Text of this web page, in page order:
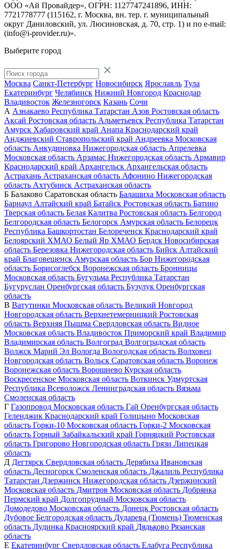
ООО «Ай Провайдер», ОГРН: 1127747241896, ИНН:
7721778777 (115162, г. Москва, вн. тер. г. муниципальный
округ Даниловский, ул. Люсиновская, д. 70, стр. 1) и по e-mail:
(info@i-provider.ru)».
Выберите город
Москва Санкт-Петербург Новосибирск Ярославль Тула
Екатеринбург Челябинск Нижний Новгород Краснодар
Владивосток Железногорск Казань Сочи
А Азнакаево Республика Татарстан Азов Ростовская область
Аксай Ростовская область Альметьевск Республика Татарстан
Амурск Хабаровский край Анапа Краснодарский край
Анджиевский Ставропольский край Андреевка Московская
область Анкудиновка Нижегородская область Апрелевка
Московская область Арзамас Нижегородская область Армавир
Краснодарский край Архангельск Архангельская область
Астрахань Астраханская область Афонино Нижегородская
область Ахтубинск Астраханская область
Б Балаково Саратовская область Балашиха Московская область
Барнаул Алтайский край Батайск Ростовская область Батино
Тверская область Белая Калитва Ростовская область Белгород
Белгородская область Белогорск Амурская область Белорецк
Республика Башкортостан Белореченск Краснодарский край
Белоярский ХМАО Белый Яр ХМАО Бердск Новосибирская
область Березовка Нижегородская область Бийск Алтайский
край Благовещенск Амурская область Бор Нижегородская
область Борисоглебск Воронежская область Бронницы
Московская область Бугульма Республика Татарстан
Бугуруслан Оренбургская область Бузулук Оренбургская
область
В Ватутинки Московская область Великий Новгород
Новгородская область Верхнетемерницкий Ростовская
область Верхняя Пышма Свердловская область Видное
Московская область Владивосток Приморский край Владимир
Владимирская область Волгоград Волгоградская область
Волжск Марий Эл Вологда Вологодская область Волховец
Новгородская область Вольск Саратовская область Воронеж
Воронежская область Ворошнево Курская область
Воскресенское Московская область Воткинск Удмуртская
Республика Всеволожск Ленинградская область Вязьма
Смоленская область
Г Газопровод Московская область Гай Оренбургская область
Геленджик Краснодарский край Голицыно Московская
область Горки-10 Московская область Горки-2 Московская
область Горный Забайкальский край Горняцкий Ростовская
область Григорово Новгородская область Грязи Липецкая
область
Д Дегтярск Свердловская область Дерябиха Ивановская
область Десногорск Смоленская область Джалиль Республика
Татарстан Дзержинск Нижегородская область Дзержинский
Московская область Дмитров Московская область Добрянка
Пермский край Долгопрудный Московская область
Домодедово Московская область Донецк Ростовская область
Дубовое Белгородская область Дударева (Тюмень) Тюменская
область Дудинка Красноярский край Дядьково Рязанская
область
Е Екатеринбург Свердловская область Елабуга Республика